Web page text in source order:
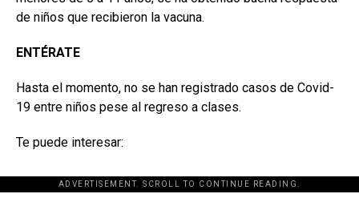
de niños que recibieron la vacuna.
ENTÉRATE
Hasta el momento, no se han registrado casos de Covid-
19 entre niños pese al regreso a clases.
Te puede interesar:
ADVERTISEMENT. SCROLL TO CONTINUE READING.